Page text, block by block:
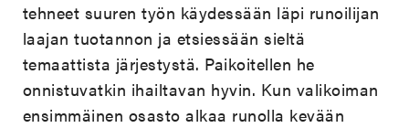
tehneet suuren työn käydessään läpi runoilijan
laajan tuotannon ja etsiessään sieltä
temaattista järjestystä. Paikoitellen he
onnistuvatkin ihailtavan hyvin. Kun valikoiman
ensimmäinen osasto alkaa runolla kevään